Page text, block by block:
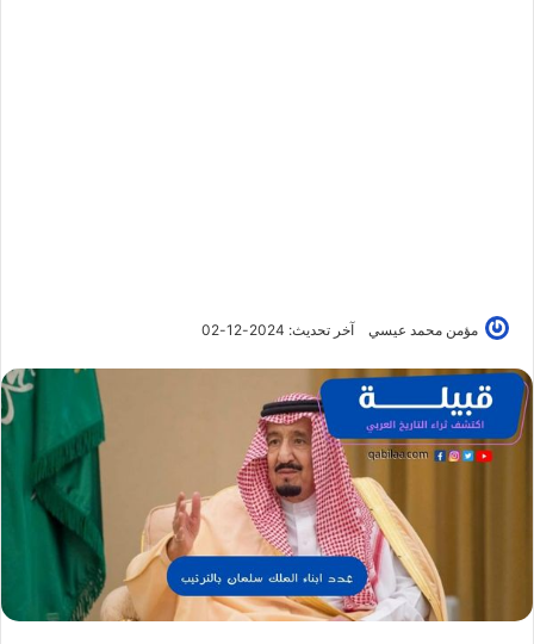
مؤمن محمد عيسي آخر تحديث: 2024-12-02